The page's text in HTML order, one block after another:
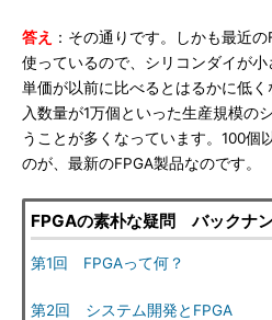
答え
：その通りです。しかも最近
使っているので、シリコンダイが
単価が以前に比べるとはるかに低
入数量が1万個といった生産規模の
うことが多くなっています。100個
のが、最新のFPGA製品なのです。
FPGAの素朴な疑問 バックナ
第1回 FPGAって何？
第2回 システム開発とFPGA